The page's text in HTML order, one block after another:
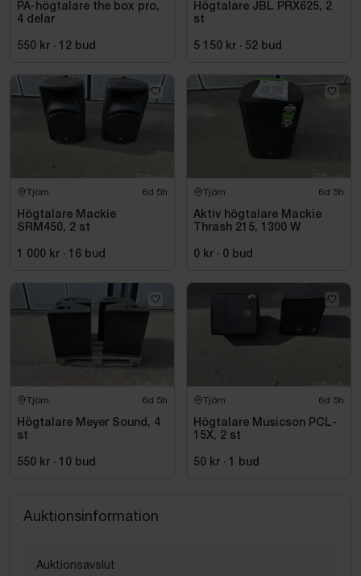
PA-högtalare the box pro,
4 delar
550 kr · 12 bud
Högtalare JBL PRX625, 2
st
5 150 kr · 52 bud
Tjörn 6d 5h
Högtalare Mackie
SRM450, 2 st
1 000 kr · 16 bud
Tjörn 6d 5h
Aktiv högtalare Mackie
Thrash 215, 1300 W
0 kr · 0 bud
Tjörn 6d 5h
Högtalare Meyer Sound, 4
st
550 kr · 10 bud
Tjörn 6d 5h
Högtalare Musicson PCL-
15X, 2 st
50 kr · 1 bud
Auktionsinformation
Auktionsavslut